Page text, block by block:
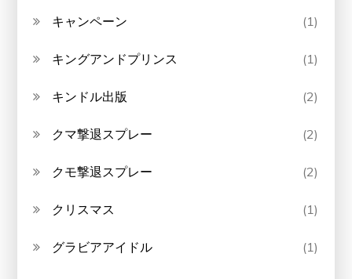
キャンペーン (1)
キングアンドプリンス (1)
キンドル出版 (2)
クマ撃退スプレー (2)
クモ撃退スプレー (2)
クリスマス (1)
グラビアアイドル (1)